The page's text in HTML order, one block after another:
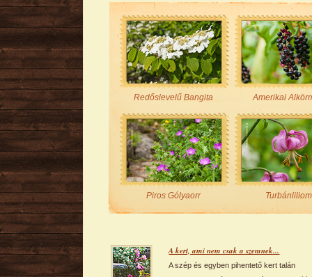
Redőslevelű Bangita Amerikai
Piros Gólyaorr Turbánliliom
A kert, ami nem csak a szemnek...
A szép és egyben pihentető kert talán